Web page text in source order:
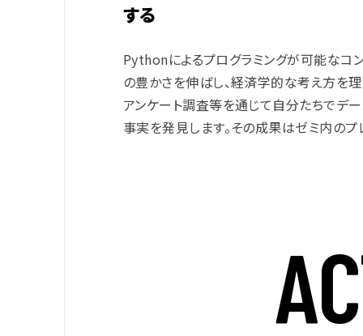
する
Pythonによるプログラミングが可能なコ
の豊かさを伸ばし、経済学的な考え方を
アンケート調査等を通じて自分たちでデ
事実を発見します。その成果はゼミ内の
AC